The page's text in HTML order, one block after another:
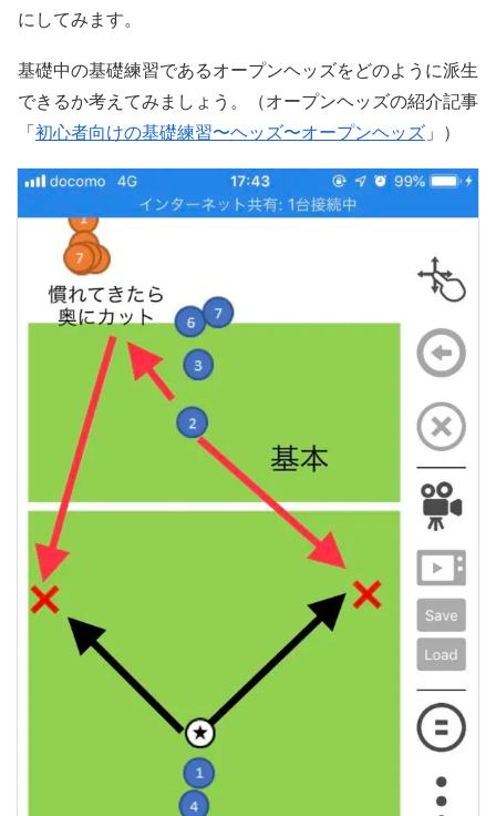
にしてみます。
基礎中の基礎練習であるオープンヘッズをどのように派生
できるか考えてみましょう。（オープンヘッズの紹介記事
「 初心者向けの基礎練習〜ヘッズ〜オープンヘッズ 」）